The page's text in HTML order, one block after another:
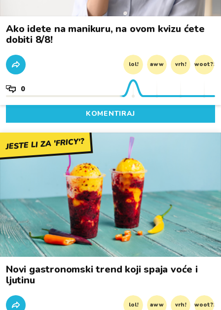
Ako idete na manikuru, na ovom kvizu ćete
dobiti 8/8!
lol! aww vrh! woot?!
0
KOMENTIRAJ
JESTE LI ZA 'FRICY'?
Novi gastronomski trend koji spaja voće i
ljutinu
lol! aww vrh! woot?!